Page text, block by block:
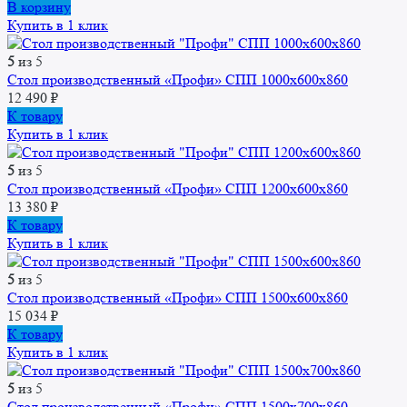
В корзину
Купить в 1 клик
5 из 5
Стол производственный «Профи» СПП 1000х600х860
12 490 ₽
К товаруЭтот
товар
имеет
вариаций.
можно
выбрать
на
товара.
Купить в 1 клик
5 из 5
Стол производственный «Профи» СПП 1200х600х860
13 380 ₽
К товаруЭтот
товар
имеет
вариаций.
можно
выбрать
на
Купить в 1 клик
5 из 5
Стол производственный «Профи» СПП 1500х600х860
15 034 ₽
К товаруЭтот
товар
имеет
Купить в 1 клик
5 из 5